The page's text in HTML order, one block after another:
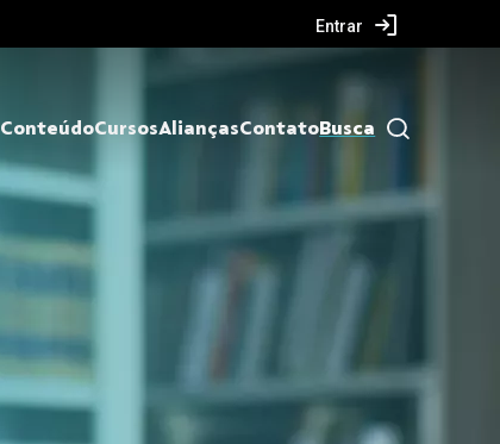
Entrar
ConteúdoCursosAliançasContatoBusca